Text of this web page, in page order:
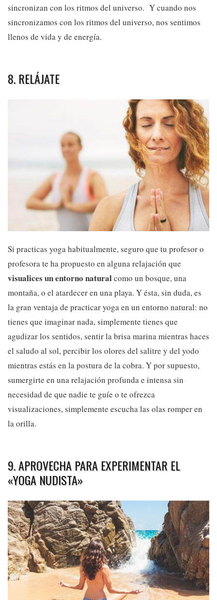
sincronizan con los ritmos del universo. Y cuando nos
sincronizamos con los ritmos del universo, nos sentimos
llenos de vida y de energía.
8. RELÁJATE
Si practicas yoga habitualmente, seguro que tu profesor o
profesora te ha propuesto en alguna relajación que
visualices un entorno naturalcomo un bosque, una
montaña, o el atardecer en una playa. Y ésta, sin duda, es
la gran ventaja de practicar yoga en un entorno natural: no
tienes que imaginar nada, simplemente tienes que
agudizar los sentidos, sentir la brisa marina mientras haces
el saludo al sol, percibir los olores del salitre y del yodo
mientras estás en la postura de la cobra. Y por supuesto,
sumergirte en una relajación profunda e intensa sin
necesidad de que nadie te guíe o te ofrezca
visualizaciones, simplemente escucha las olas romper en
la orilla.
9. APROVECHA PARA EXPERIMENTAR EL
«YOGA NUDISTA»